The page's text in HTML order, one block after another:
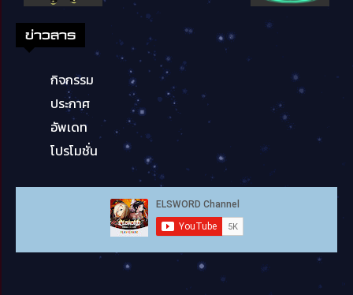
ข่าวสาร
กิจกรรม
ประกาศ
อัพเดท
โปรโมชั่น